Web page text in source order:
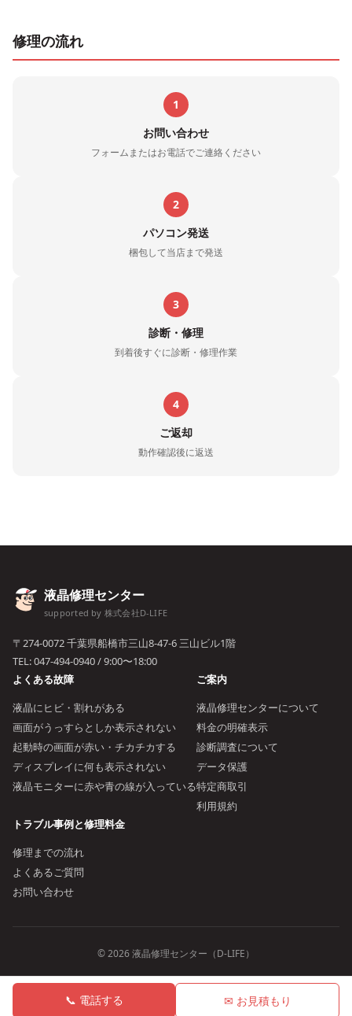
修理の流れ
1
お問い合わせ
フォームまたはお電話でご連絡ください
2
パソコン発送
梱包して当店まで発送
3
診断・修理
到着後すぐに診断・修理作業
4
ご返却
動作確認後に返送
液晶修理センター
supported by 株式会社D-LIFE
〒274-0072 千葉県船橋市三山8-47-6 三山ビル1階
TEL:047-494-0940/ 9:00〜18:00
よくある故障
液晶にヒビ・割れがある
画面がうっすらとしか表示されない
起動時の画面が赤い・チカチカする
ディスプレイに何も表示されない
液晶モニターに赤や青の線が入っている
ご案内
液晶修理センターについて
料金の明確表示
診断調査について
データ保護
特定商取引
利用規約
トラブル事例と修理料金
修理までの流れ
よくあるご質問
お問い合わせ
© 2026 液晶修理センター（D-LIFE）
📞 電話する ✉ お見積もり